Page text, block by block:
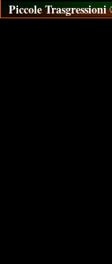
Piccole Trasgressioni